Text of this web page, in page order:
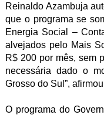
Reinaldo Azambuja
que o programa se
Energia Social –
alvejados pelo Mais
R$ 200 por mês, sem
necessária dado o
Grosso do Sul”,
O programa do